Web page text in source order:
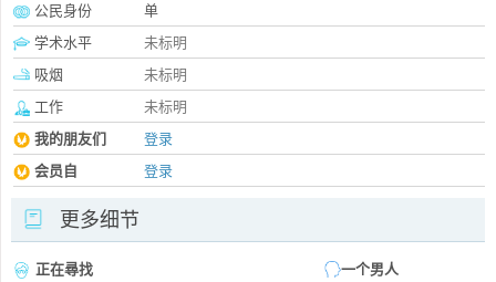
公民身份
单
学术水平
未标明
吸烟
未标明
工作
未标明
我的朋友们
登录
会员自
登录
更多细节
正在尋找
一个男人